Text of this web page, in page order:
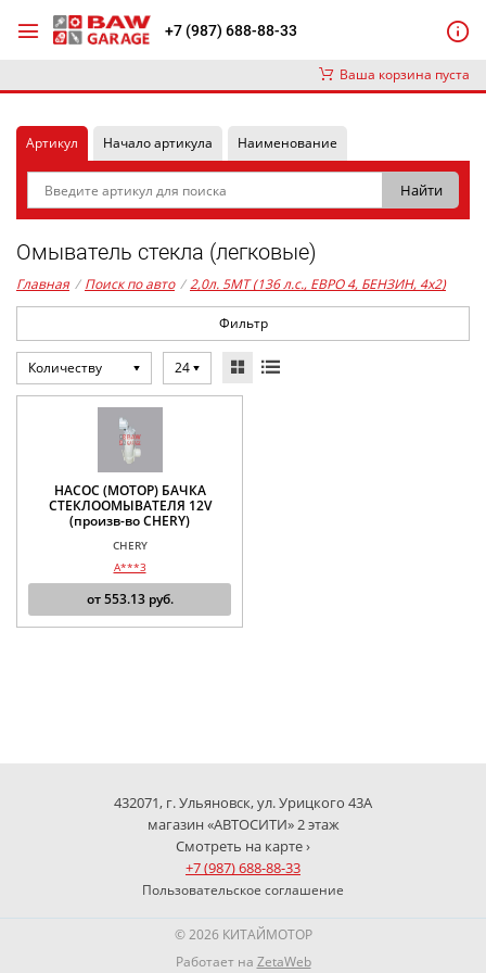
+7 (987) 688-88-33
Ваша корзина пуста
Артикул Начало артикула Наименование
Омыватель стекла (легковые)
Главная / Поиск по авто / 2,0л. 5MT (136 л.с., ЕВРО 4, БЕНЗИН, 4x2)
Фильтр
Количеству 24
НАСОС (МОТОР) БАЧКА
СТЕКЛООМЫВАТЕЛЯ 12V
(произв-во CHERY)
CHERY
A***3
от553.13руб.
432071, г. Ульяновск, ул. Урицкого 43А
магазин «АВТОСИТИ» 2 этаж
Смотреть на карте ›
+7 (987) 688-88-33
Пользовательское соглашение
© 2026 КИТАЙМОТОР
Работает на ZetaWeb